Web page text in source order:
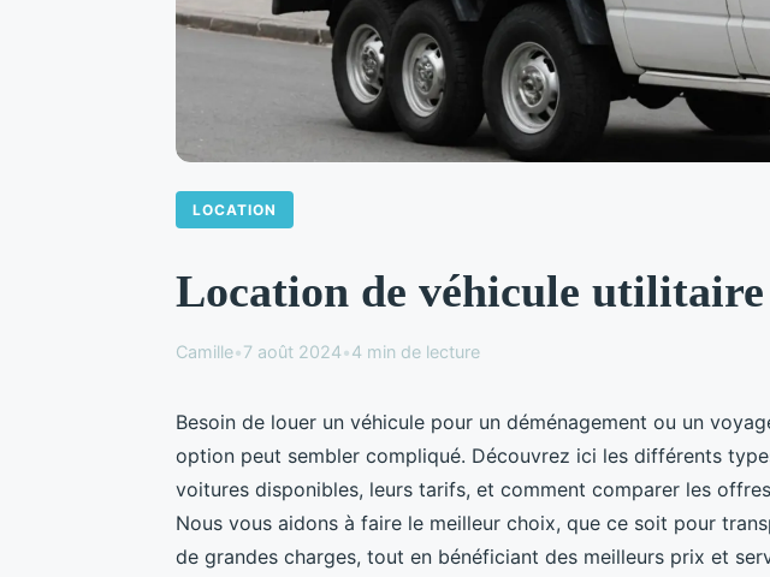
LOCATION
Location de véhicule
Camille•7 août 2024•4 min de lecture
Besoin de louer un véhicule pour un déménagement ou un
option peut sembler compliqué. Découvrez ici les différents
voitures disponibles, leurs tarifs, et comment comparer les
Nous vous aidons à faire le meilleur choix, que ce soit pour
de grandes charges, tout en bénéficiant des meilleurs prix et